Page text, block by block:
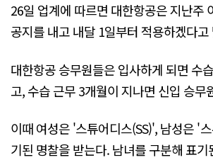
26일 업계에 따르면 대한항공은 지난주
공지를 내고 내달 1일부터 적용하겠다고
대한항공 승무원들은 입사하게 되면 수
고, 수습 근무 3개월이 지나면 신입 승무
이때 여성은 '스튜어디스(SS)', 남성은 '
기된 명찰을 받는다. 남녀를 구분해 표